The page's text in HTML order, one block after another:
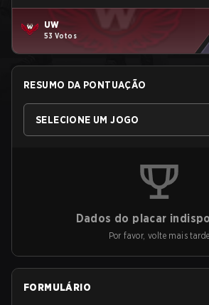
UW
53 Votos
RESUMO DA PONTUAÇÃO
SELECIONE UM JOGO
Dados do placar
Por favor, volte mais tarde
FORMULÁRIO